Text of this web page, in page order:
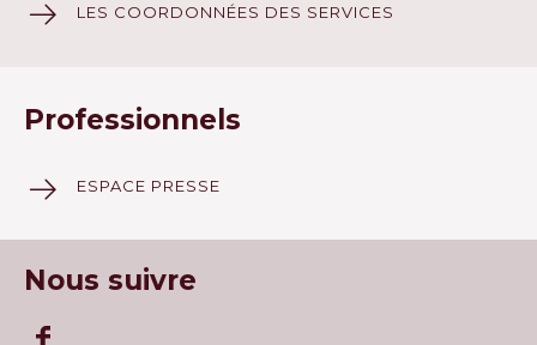
LES COORDONNÉES DES SERVICES
Professionnels
ESPACE PRESSE
Nous suivre